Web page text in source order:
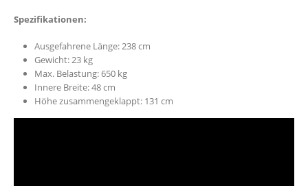
Spezifikationen:
Ausgefahrene Länge: 238 cm
Gewicht: 23 kg
Max. Belastung: 650 kg
Innere Breite: 48 cm
Höhe zusammengeklappt: 131 cm